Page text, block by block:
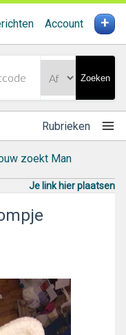
Account +
Zoeken
Rubrieken
zoekt Man
Je link hier plaatsen